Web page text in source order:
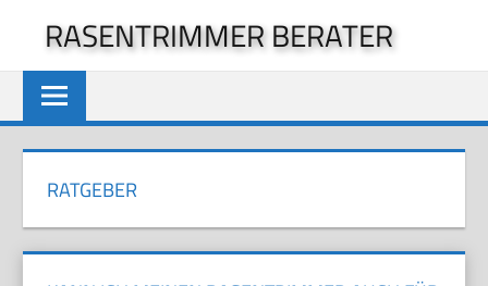
springen
RASENTRIMMER BERATER
RATGEBER